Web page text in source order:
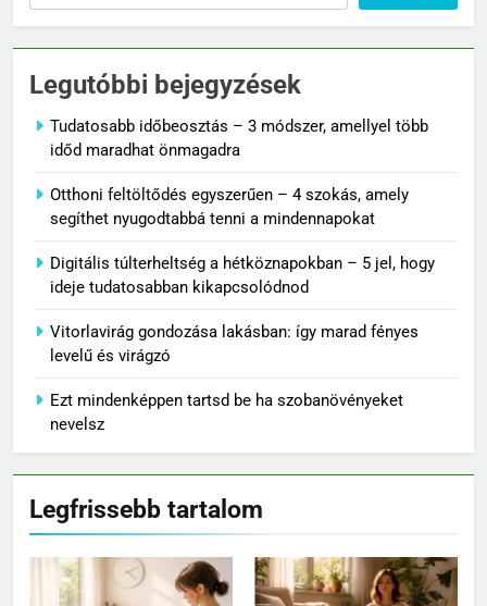
Legutóbbi bejegyzések
Tudatosabb időbeosztás – 3 módszer, amellyel több
időd maradhat önmagadra
Otthoni feltöltődés egyszerűen – 4 szokás, amely
segíthet nyugodtabbá tenni a mindennapokat
Digitális túlterheltség a hétköznapokban – 5 jel, hogy
ideje tudatosabban kikapcsolódnod
Vitorlavirág gondozása lakásban: így marad fényes
levelű és virágzó
Ezt mindenképpen tartsd be ha szobanövényeket
nevelsz
Legfrissebb tartalom